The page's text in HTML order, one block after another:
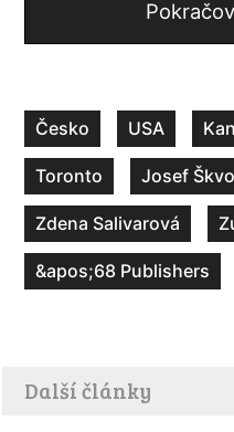
Česko USA
Toronto Josef
Zdena Salivarová
&apos;68 Publishers
Další články